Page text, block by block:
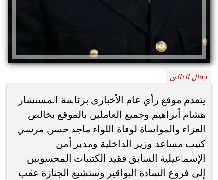
جمال الدالي
يتقدم موقع رأي عام الأخبارى برئاسة المستشار
هشام أبراهيم وجميع العاملين بالموقع بخالص
العزاء والمواساة لوفاة اللواء ماجد حسن مرسي
كتيب مساعد وزير الداخلية ومدير أمن
الإسماعيلية السابق فقيد الكتيبات المحسوبين
إلى فروع السادة البواقير وستشيع الجنازة عقب